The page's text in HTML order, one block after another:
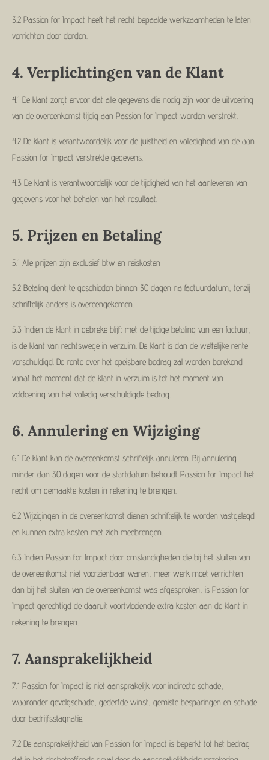
3.2 Passion for Impact heeft het recht bepaalde werkzaamheden te laten
verrichten door derden.
4. Verplichtingen van de Klant
4.1 De klant zorgt ervoor dat alle gegevens die nodig zijn voor de uitvoering
van de overeenkomst tijdig aan Passion for Impact worden verstrekt.
4.2 De klant is verantwoordelijk voor de juistheid en volledigheid van de aan
Passion for Impact verstrekte gegevens.
4.3 De klant is verantwoordelijk voor de tijdigheid van het aanleveren van
gegevens voor het behalen van het resultaat.
5. Prijzen en Betaling
5.1 Alle prijzen zijn exclusief btw en reiskosten
5.2 Betaling dient te geschieden binnen 30 dagen na factuurdatum, tenzij
schriftelijk anders is overeengekomen.
5.3 Indien de klant in gebreke blijft met de tijdige betaling van een factuur,
is de klant van rechtswege in verzuim. De klant is dan de wettelijke rente
verschuldigd. De rente over het opeisbare bedrag zal worden berekend
vanaf het moment dat de klant in verzuim is tot het moment van
voldoening van het volledig verschuldigde bedrag.
6. Annulering en Wijziging
6.1 De klant kan de overeenkomst schriftelijk annuleren. Bij annulering
minder dan 30 dagen voor de startdatum behoudt Passion for Impact het
recht om gemaakte kosten in rekening te brengen.
6.2 Wijzigingen in de overeenkomst dienen schriftelijk te worden vastgelegd
en kunnen extra kosten met zich meebrengen.
6.3 Indien Passion for Impact door omstandigheden die bij het sluiten van
de overeenkomst niet voorzienbaar waren, meer werk moet verrichten
dan bij het sluiten van de overeenkomst was afgesproken, is Passion for
Impact gerechtigd de daaruit voortvloeiende extra kosten aan de klant in
rekening te brengen.
7. Aansprakelijkheid
7.1 Passion for Impact is niet aansprakelijk voor indirecte schade,
waaronder gevolgschade, gederfde winst, gemiste besparingen en schade
door bedrijfsstagnatie.
7.2 De aansprakelijkheid van Passion for Impact is beperkt tot het bedrag